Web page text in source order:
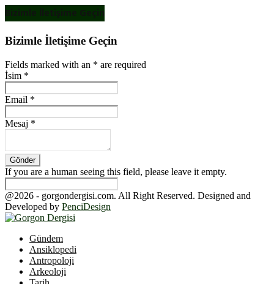
Bizimle İletişime Geçin
Bizimle İletişime Geçin
Fields marked with an * are required
İsim *
Email *
Mesaj *
If you are a human seeing this field, please leave it empty.
@2026 - gorgondergisi.com. All Right Reserved. Designed and
Developed by PenciDesign
Gündem
Ansiklopedi
Antropoloji
Arkeoloji